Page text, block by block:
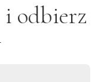
i odbierz